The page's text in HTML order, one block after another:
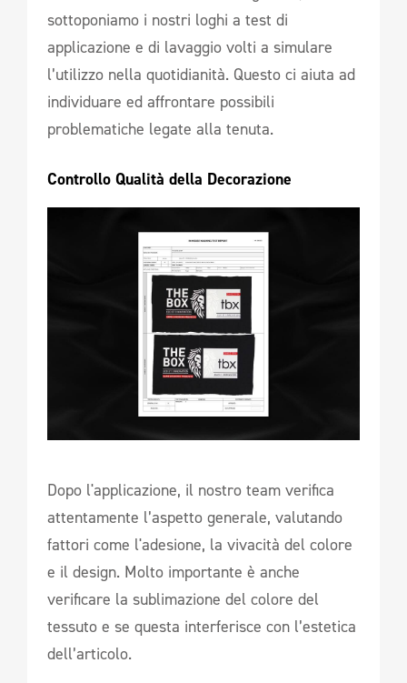
sottoponiamo i nostri loghi a test di
applicazione e di lavaggio volti a simulare
l’utilizzo nella quotidianità. Questo ci aiuta ad
individuare ed affrontare possibili
problematiche legate alla tenuta.
Controllo Qualità della Decorazione
Dopo l'applicazione, il nostro team verifica
attentamente l’aspetto generale, valutando
fattori come l'adesione, la vivacità del colore
e il design. Molto importante è anche
verificare la sublimazione del colore del
tessuto e se questa interferisce con l’estetica
dell’articolo.